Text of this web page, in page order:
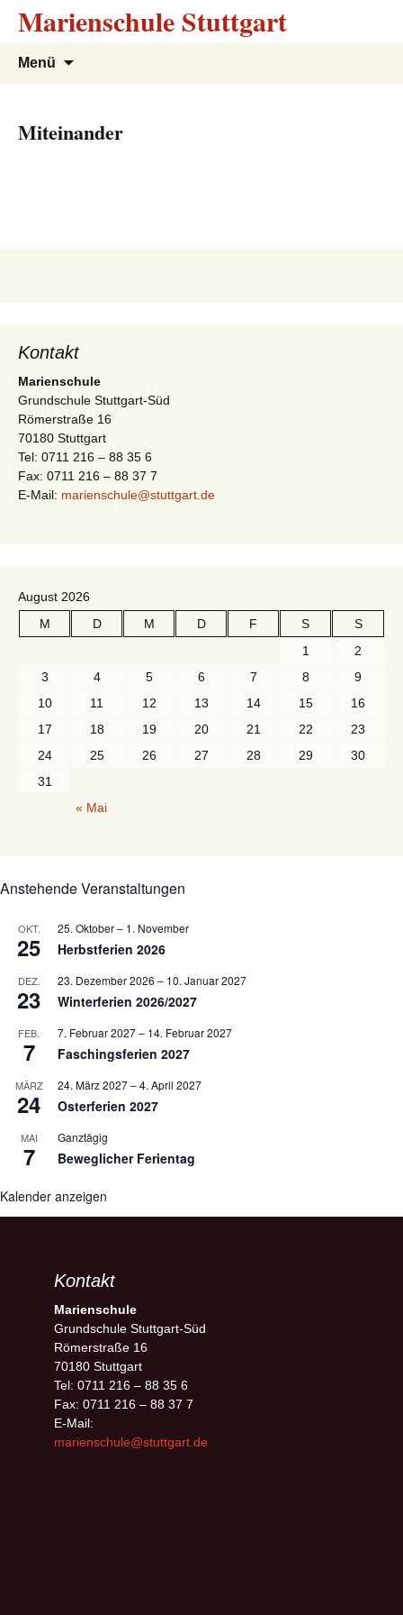
Marienschule Stuttgart
Menü
Miteinander
Kontakt
Marienschule
Grundschule Stuttgart-Süd
Römerstraße 16
70180 Stuttgart
Tel: 0711 216 – 88 35 6
Fax: 0711 216 – 88 37 7
E-Mail: marienschule@stuttgart.de
August 2026
M
D M D F S
S
1
2
3
4 5 6 7 8
9
10
11 12 13 14 15
16
17
18 19 20 21 22
23
24
25 26 27 28 29
30
31
« Mai
Anstehende Veranstaltungen
OKT.
25
25. Oktober– 1. November
Herbstferien 2026
DEZ.
23
23. Dezember 2026 – 10. Januar 2027
Winterferien 2026/2027
FEB.
7
7. Februar 2027– 14. Februar 2027
Faschingsferien 2027
MÄRZ
24
24. März 2027–4. April 2027
Osterferien 2027
MAI
7
Ganztägig
Beweglicher Ferientag
Kalender anzeigen
Kontakt
Marienschule
Grundschule Stuttgart-Süd
Römerstraße 16
70180 Stuttgart
Tel: 0711 216 – 88 35 6
Fax: 0711 216 – 88 37 7
E-Mail:
marienschule@stuttgart.de